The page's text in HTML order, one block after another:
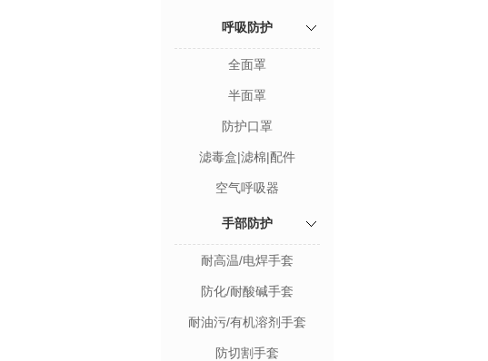
呼吸防护
全面罩
半面罩
防护口罩
滤毒盒|滤棉|配件
空气呼吸器
手部防护
耐高温/电焊手套
防化/耐酸碱手套
耐油污/有机溶剂手套
防切割手套